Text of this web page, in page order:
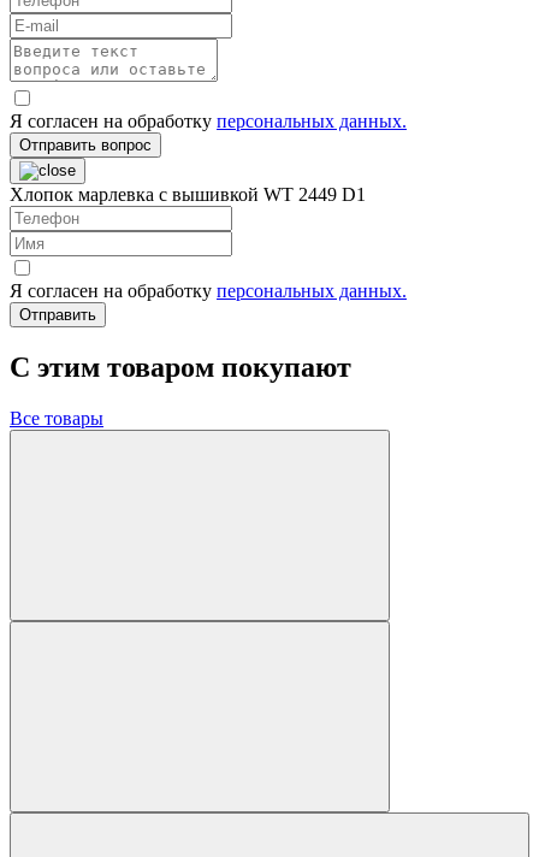
Я согласен на обработку персональных данных.
Отправить вопрос
Хлопок марлевка с вышивкой WT 2449 D1
Я согласен на обработку персональных данных.
Отправить
C этим товаром покупают
Все товары